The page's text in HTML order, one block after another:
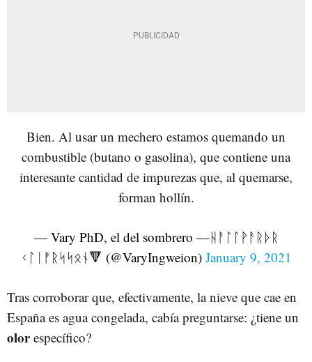
Bien. Al usar un mechero estamos quemando un
combustible (butano o gasolina), que contiene una
interesante cantidad de impurezas que, al quemarse,
forman hollín.
— Vary PhD, el del sombrero —ᚺᚨᛚᛚᚹᚨᚱᚦᚱ
ᚲᛚᛁᚠᚱᛋᛋᛟᚾ🔻 (@VaryIngweion) January 9, 2021
Tras corroborar que, efectivamente, la nieve que cae en
España es agua congelada, cabía preguntarse: ¿tiene un
olorespecífico?